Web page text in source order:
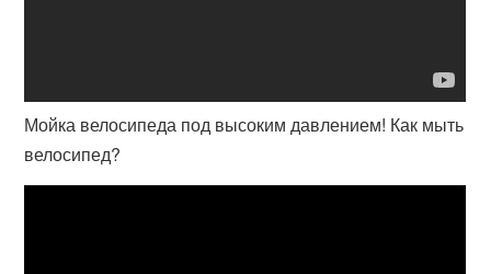
Мойка велосипеда под высоким давлением! Как мыть
велосипед?